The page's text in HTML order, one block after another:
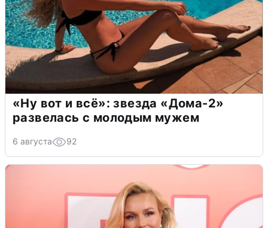
«Ну вот и всё»: звезда «Дома-2»
развелась с молодым мужем
6 августа 92